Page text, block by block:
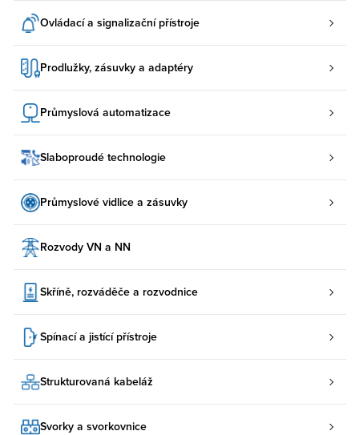
Ovládací a signalizační přístroje
Prodlužky, zásuvky a adaptéry
Průmyslová automatizace
Slaboproudé technologie
Průmyslové vidlice a zásuvky
Rozvody VN a NN
Skříně, rozváděče a rozvodnice
Spínací a jistící přístroje
Strukturovaná kabeláž
Svorky a svorkovnice